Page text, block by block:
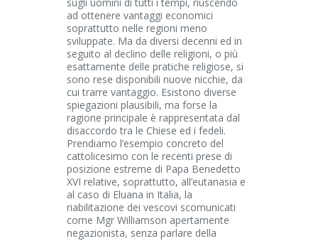
ad ottenere vantaggi economici
soprattutto nelle regioni meno
sviluppate. Ma da diversi decenni ed in
seguito al declino delle religioni, o più
esattamente delle pratiche religiose, si
sono rese disponibili nuove nicchie, da
cui trarre vantaggio. Esistono diverse
spiegazioni plausibili, ma forse la
ragione principale è rappresentata dal
disaccordo tra le Chiese ed i fedeli.
Prendiamo l’esempio concreto del
cattolicesimo con le recenti prese di
posizione estreme di Papa Benedetto
XVI relative, soprattutto, all’eutanasia e
al caso di Eluana in Italia, la
riabilitazione dei vescovi scomunicati
come Mgr Williamson apertamente
negazionista, senza parlare della